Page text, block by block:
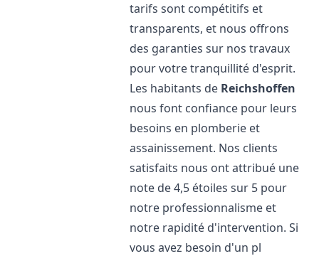
tarifs sont compétitifs et
transparents, et nous offrons
des garanties sur nos travaux
pour votre tranquillité d'esprit.
Les habitants de Reichshoffen
nous font confiance pour leurs
besoins en plomberie et
assainissement. Nos clients
satisfaits nous ont attribué une
note de 4,5 étoiles sur 5 pour
notre professionnalisme et
notre rapidité d'intervention. Si
vous avez besoin d'un pl